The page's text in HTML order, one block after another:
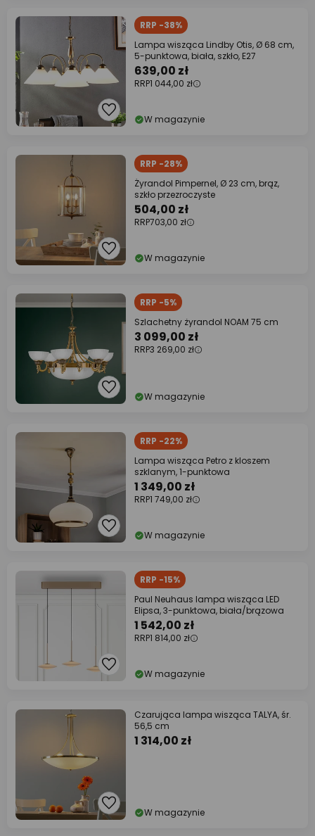
RRP -38%
Lampa wisząca Lindby Otis, Ø 68 cm,
5-punktowa, biała, szkło, E27
639,00 zł
RRP1 044,00 zł
W magazynie
RRP -28%
Żyrandol Pimpernel, Ø 23 cm, brąz,
szkło przezroczyste
504,00 zł
RRP703,00 zł
W magazynie
RRP -5%
Szlachetny żyrandol NOAM 75 cm
3 099,00 zł
RRP3 269,00 zł
W magazynie
RRP -22%
Lampa wisząca Petro z kloszem
szklanym, 1-punktowa
1 349,00 zł
RRP1 749,00 zł
W magazynie
RRP -15%
Paul Neuhaus lampa wisząca LED
Elipsa, 3-punktowa, biała/brązowa
1 542,00 zł
RRP1 814,00 zł
W magazynie
Czarująca lampa wisząca TALYA, śr.
56,5 cm
1 314,00 zł
W magazynie